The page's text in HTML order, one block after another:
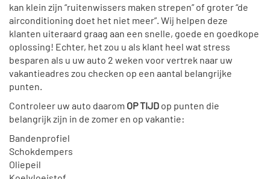
kan klein zijn “ruitenwissers maken strepen” of groter “de
airconditioning doet het niet meer”. Wij helpen deze
klanten uiteraard graag aan een snelle, goede en goedkope
oplossing! Echter, het zou u als klant heel wat stress
besparen als u uw auto 2 weken voor vertrek naar uw
vakantieadres zou checken op een aantal belangrijke
punten.
Controleer uw auto daarom OP TIJD op punten die
belangrijk zijn in de zomer en op vakantie:
Bandenprofiel
Schokdempers
Oliepeil